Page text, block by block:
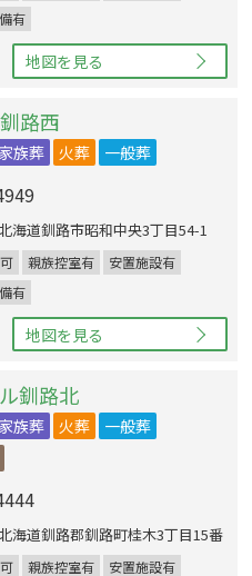
有
地図を見る
路西
家族葬 火葬 一般葬
海道釧路市昭和中央3丁目54-1
親族控室有
安置施設有
有
地図を見る
釧路北
家族葬 火葬
一般葬
海道釧路郡釧路町桂木3丁目15番
親族控室有 安置施設有